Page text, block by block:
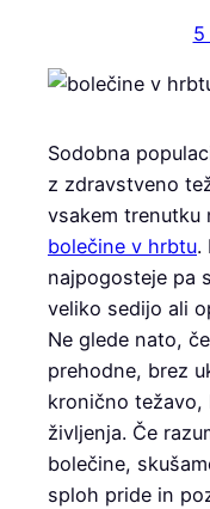
Sodobna
z zdravstveno
vsakem trenutku
bolečine v hrbtu.
najpogosteje pa
veliko sedijo ali
Ne glede nato,
prehodne, brez
kronično
življenja. Če
bolečine,
sploh pride in